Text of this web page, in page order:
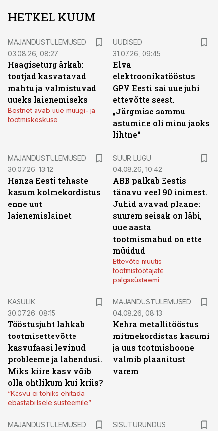
HETKEL KUUM
MAJANDUSTULEMUSED
03.08.26, 08:27
Haagiseturg ärkab:
tootjad kasvatavad
mahtu ja valmistuvad
uueks laienemiseks
Bestnet avab uue müügi- ja
tootmiskeskuse
UUDISED
31.07.26, 09:45
Elva
elektroonikatööstus
GPV Eesti sai uue juhi
ettevõtte seest.
„Järgmise sammu
astumine oli minu jaoks
lihtne“
MAJANDUSTULEMUSED
30.07.26, 13:12
Hanza Eesti tehaste
kasum kolmekordistus
enne uut
laienemislainet
SUUR LUGU
04.08.26, 10:42
ABB palkab Eestis
tänavu veel 90 inimest.
Juhid avavad plaane:
suurem seisak on läbi,
uue aasta
tootmismahud on ette
müüdud
Ettevõte muutis
tootmistöötajate
palgasüsteemi
KASULIK
30.07.26, 08:15
Tööstusjuht lahkab
tootmisettevõtte
kasvufaasi levinud
probleeme ja lahendusi.
Miks kiire kasv võib
olla ohtlikum kui kriis?
“Kasvu ei tohiks ehitada
ebastabiilsele süsteemile”
MAJANDUSTULEMUSED
04.08.26, 08:13
Kehra metallitööstus
mitmekordistas kasumi
ja uus tootmishoone
valmib plaanitust
varem
MAJANDUSTULEMUSED
SISUTURUNDUS